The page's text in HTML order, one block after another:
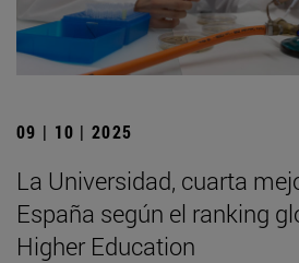
09 | 10 | 2025
La Universidad, cuarta
España según el ranking
Higher Education